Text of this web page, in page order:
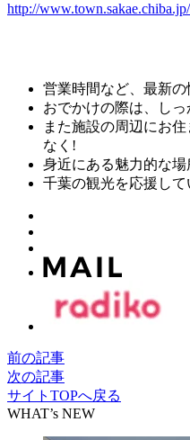
http://
営業時間など、最新
おでかけの際は、しっ
また施設の周辺にお
なく!
身近にある魅力的な場
千葉の観光を応援して
前の記事
次の記事
サイトTOPへ戻る
WHAT’s NEW